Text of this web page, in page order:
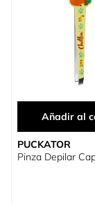
Añadir al
PUCKATOR
Pinza Depilar